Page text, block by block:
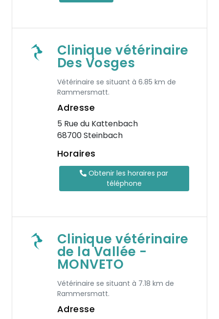
Clinique vétérinaire
Des Vosges
Vétérinaire se situant à 6.85 km de
Rammersmatt.
Adresse
5 Rue du Kattenbach
68700 Steinbach
Horaires
Obtenir les horaires par
téléphone
Clinique vétérinaire
de la Vallée -
MONVETO
Vétérinaire se situant à 7.18 km de
Rammersmatt.
Adresse